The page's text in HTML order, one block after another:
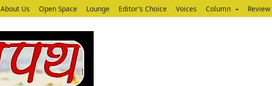
About Us Open Space Lounge Editor’s Choice Voices Column Review